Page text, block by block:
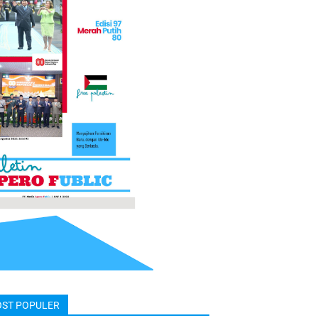
POPULER